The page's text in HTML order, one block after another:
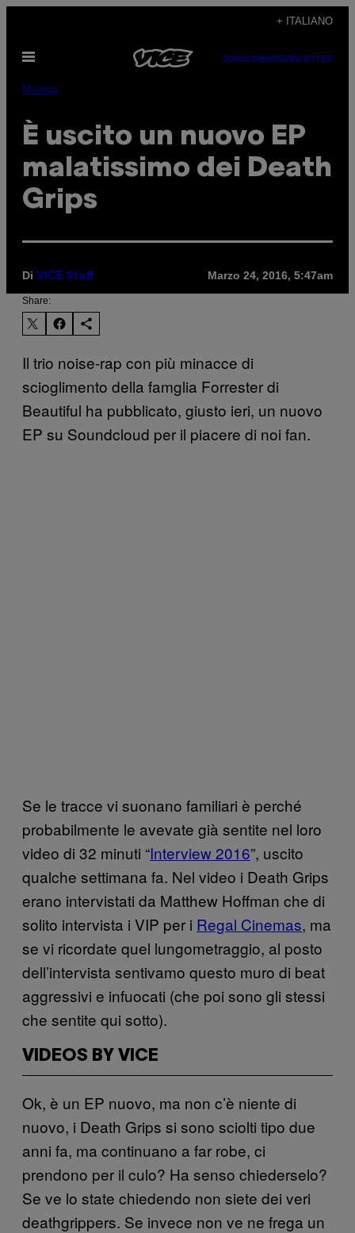
contenuto
+ ITALIANO
Apri
SUBSCRIBENEWSLETTER
Música
È uscito un nuovo EP
malatissimo dei Death
Grips
Di VICE Staff Marzo 24, 2016, 5:47am
Share:
Il trio noise-rap con più minacce di
scioglimento della famglia Forrester di
Beautiful ha pubblicato, giusto ieri, un nuovo
EP su Soundcloud per il piacere di noi fan.
Se le tracce vi suonano familiari è perché
probabilmente le avevate già sentite nel loro
video di 32 minuti “Interview 2016”, uscito
qualche settimana fa. Nel video i Death Grips
erano intervistati da Matthew Hoffman che di
solito intervista i VIP per i Regal Cinemas, ma
se vi ricordate quel lungometraggio, al posto
dell’intervista sentivamo questo muro di beat
aggressivi e infuocati (che poi sono gli stessi
che sentite qui sotto).
VIDEOS BY VICE
Ok, è un EP nuovo, ma non c’è niente di
nuovo, i Death Grips si sono sciolti tipo due
anni fa, ma continuano a far robe, ci
prendono per il culo? Ha senso chiederselo?
Se ve lo state chiedendo non siete dei veri
deathgrippers. Se invece non ve ne frega un